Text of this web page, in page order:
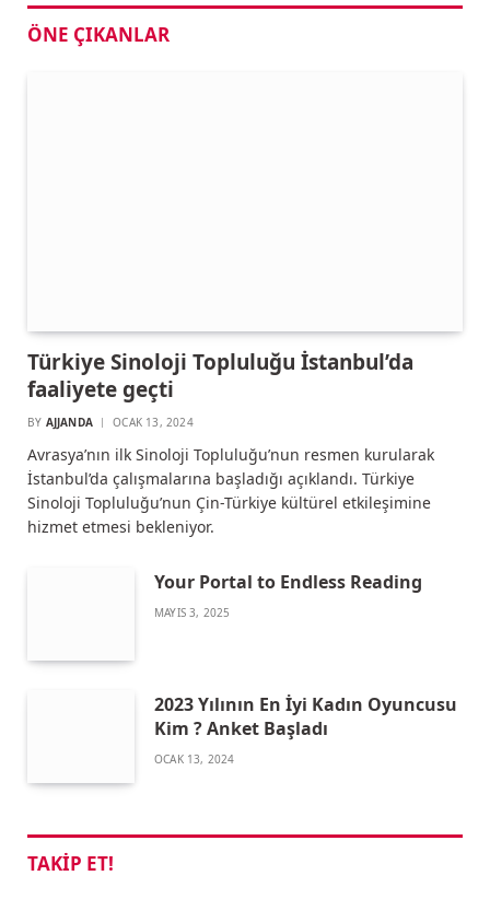
ÖNE ÇIKANLAR
Türkiye Sinoloji Topluluğu İstanbul’da
faaliyete geçti
BY AJJANDA OCAK 13, 2024
Avrasya’nın ilk Sinoloji Topluluğu’nun resmen kurularak
İstanbul’da çalışmalarına başladığı açıklandı. Türkiye
Sinoloji Topluluğu’nun Çin-Türkiye kültürel etkileşimine
hizmet etmesi bekleniyor.
Your Portal to Endless Reading
MAYIS 3, 2025
2023 Yılının En İyi Kadın Oyuncusu
Kim ? Anket Başladı
OCAK 13, 2024
TAKIP ET!